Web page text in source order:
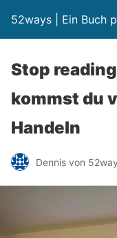
52ways | Ein Buch
Stop
kommst du
Handeln
Dennis von